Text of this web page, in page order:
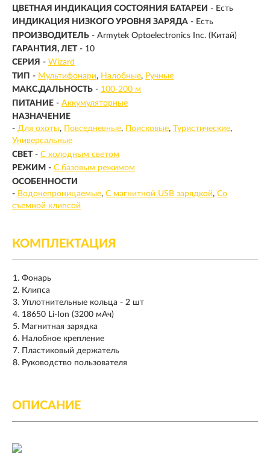
ЦВЕТНАЯ ИНДИКАЦИЯ СОСТОЯНИЯ БАТАРЕИ - Есть
ИНДИКАЦИЯ НИЗКОГО УРОВНЯ ЗАРЯДА - Есть
ПРОИЗВОДИТЕЛЬ - Armytek Optoelectronics Inc. (Китай)
ГАРАНТИЯ, ЛЕТ - 10
СЕРИЯ - Wizard
ТИП - Мультифонари Налобные
Ручные
МАКС.ДАЛЬНОСТЬ - 100-200 м
ПИТАНИЕ - Аккумуляторные
НАЗНАЧЕНИЕ
- Для охоты Повседневные Поисковые Туристические
Универсальные
СВЕТ - С холодным светом
РЕЖИМ - С базовым режимом
ОСОБЕННОСТИ
- Водонепроницаемые С магнитной USB зарядкой Со
съемной клипсой
КОМПЛЕКТАЦИЯ
Фонарь
Клипса
Уплотнительные кольца - 2 шт
18650 Li-Ion (3200 мАч)
Магнитная зарядка
Налобное крепление
Пластиковый держатель
Руководство пользователя
ОПИСАНИЕ